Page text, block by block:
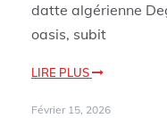
datte algérienne
oasis, subit
LIRE PLUS
Février 15, 2026